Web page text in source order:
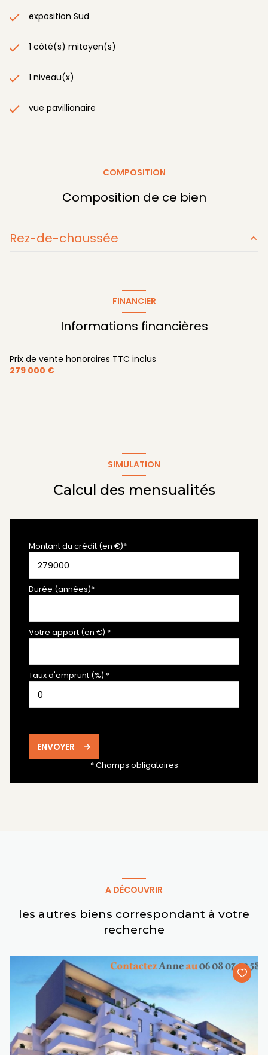
exposition Sud
1 côté(s) mitoyen(s)
1 niveau(x)
vue pavillionaire
COMPOSITION
Composition de ce bien
Rez-de-chaussée
FINANCIER
Informations financières
Prix de vente honoraires TTC inclus
279 000 €
SIMULATION
Calcul des mensualités
Montant du crédit (en €)*
Durée (années)*
Votre apport (en €) *
Taux d'emprunt (%) *
ENVOYER
* Champs obligatoires
A DÉCOUVRIR
les autres biens correspondant à votre
recherche